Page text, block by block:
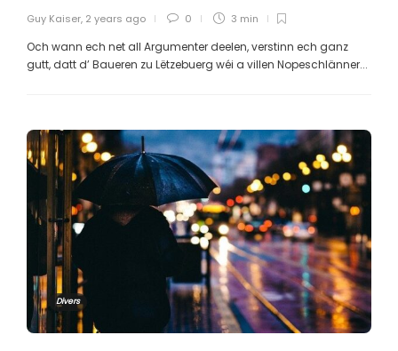
Guy Kaiser, 2 years ago 0 3 min
Och wann ech net all Argumenter deelen, verstinn ech ganz
gutt, datt d’ Baueren zu Lëtzebuerg wéi a villen Nopeschlänner...
Divers